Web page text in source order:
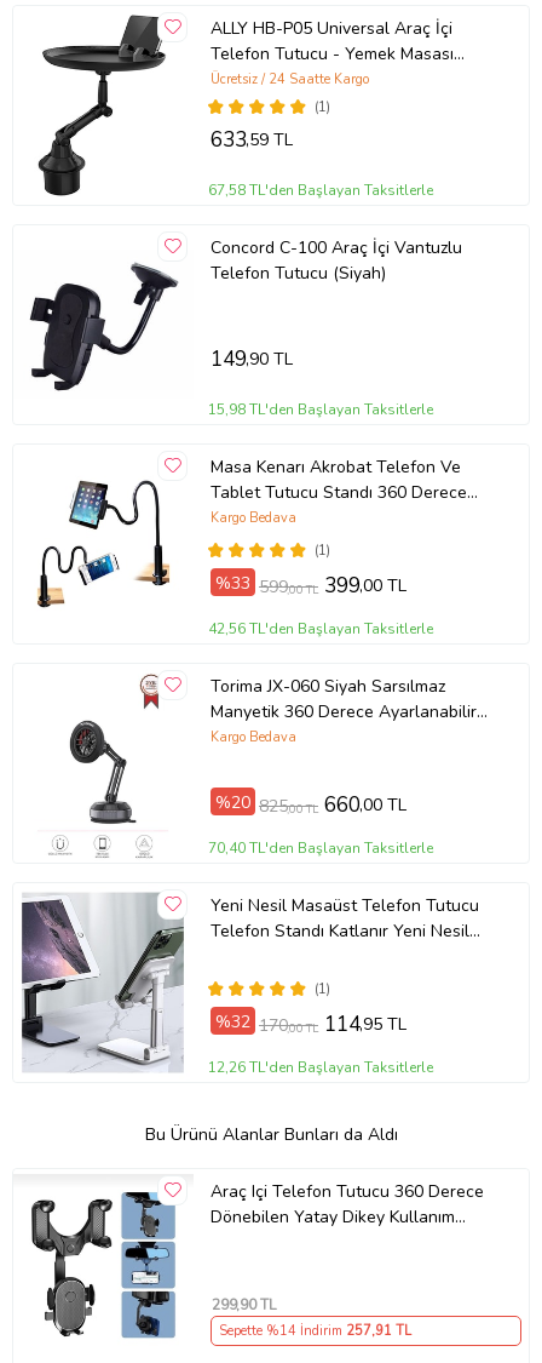
ALLY HB-P05 Universal Araç İçi
Telefon Tutucu - Yemek Masası
(Siyah)
(1)
Ücretsiz / 24 Saatte Kargo
633,59 TL
67,58 TL'den Başlayan Taksitlerle
Concord C-100 Araç İçi Vantuzlu
Telefon Tutucu (Siyah)
149,90 TL
15,98 TL'den Başlayan Taksitlerle
Masa Kenarı Akrobat Telefon Ve
Tablet Tutucu Standı 360 Derece
Oynar Başlıklı-Siyah
(1)
Kargo Bedava
%33 599,00 TL 399,00 TL
42,56 TL'den Başlayan Taksitlerle
Torima JX-060 Siyah Sarsılmaz
Manyetik 360 Derece Ayarlanabilir
Araç İçi Telefon Tutucu
Kargo Bedava
%20 825,00 TL 660,00 TL
70,40 TL'den Başlayan Taksitlerle
Yeni Nesil Masaüst Telefon Tutucu
Telefon Standı Katlanır Yeni Nesil
Standı Katlanır(1)
%32 170,00 TL 114,95 TL
12,26 TL'den Başlayan Taksitlerle
Bu Ürünü Alanlar Bunları da Aldı
Araç Içi Telefon Tutucu 360 Derece
Dönebilen Yatay Dikey Kullanım
299,90 TL
Sepette %14 İndirim 257,91 TL